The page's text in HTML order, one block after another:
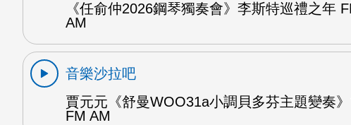
《任俞仲2026鋼琴獨奏會》李斯特巡禮之年
AM
音樂沙拉吧
賈元元《舒曼WOO31a小調貝多芬主題變奏
FM AM